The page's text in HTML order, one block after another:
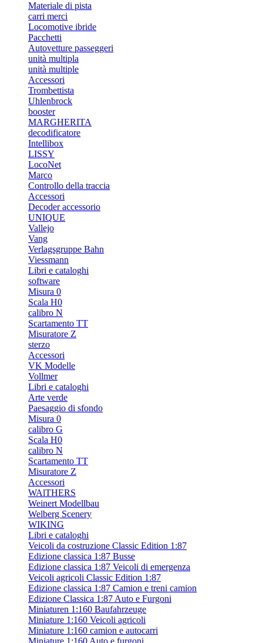
Materiale di pista
carri merci
Locomotive ibride
Pacchetti
Autovetture passeggeri
unità multipla
unità multiple
Accessori
Trombettista
Uhlenbrock
booster
MARGHERITA
decodificatore
Intellibox
LISSY
LocoNet
Marco
Controllo della traccia
Accessori
Decoder accessorio
UNIQUE
Vallejo
Vang
Verlagsgruppe Bahn
Viessmann
Libri e cataloghi
software
Misura 0
Scala H0
calibro N
Scartamento TT
Misuratore Z
sterzo
Accessori
VK Modelle
Vollmer
Libri e cataloghi
Arte verde
Paesaggio di sfondo
Misura 0
calibro G
Scala H0
calibro N
Scartamento TT
Misuratore Z
Accessori
WAlTHERS
Weinert Modellbau
Welberg Scenery
WIKING
Libri e cataloghi
Veicoli da costruzione Classic Edition 1:87
Edizione classica 1:87 Busse
Edizione classica 1:87 Veicoli di emergenza
Veicoli agricoli Classic Edition 1:87
Edizione classica 1:87 Camion e treni camion
Edizione Classica 1:87 Auto e Furgoni
Miniaturen 1:160 Baufahrzeuge
Miniature 1:160 Veicoli agricoli
Miniature 1:160 camion e autocarri
Miniature 1:160 Auto e furgoni